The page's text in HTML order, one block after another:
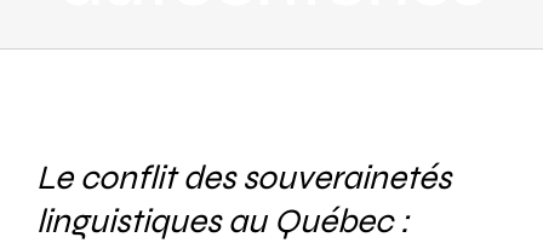
Le conflit des souverainetés
linguistiques au Québec :